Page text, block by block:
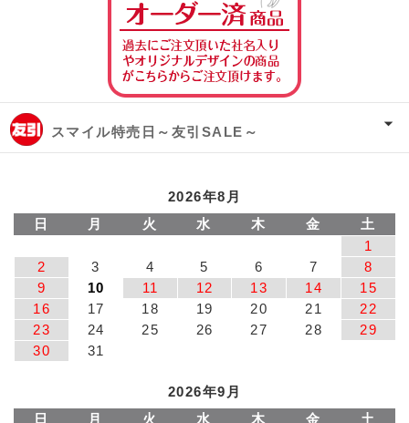
スマイル特売日～友引SALE～
2026年8月
日
月 火 水 木 金
土
1
2
3 4 5 6 7
8
9
10 11 12 13 14
15
16
17 18 19 20 21
22
23
24 25 26 27 28
29
30
31
2026年9月
日
月 火 水 木 金
土